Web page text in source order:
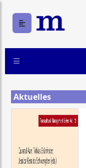
Aktuelles